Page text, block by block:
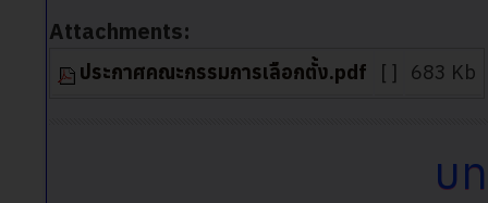
Attachments:
ประกาศคณะกรรมการเลือกตั้ง.pdf [ ] 683 Kb
บ